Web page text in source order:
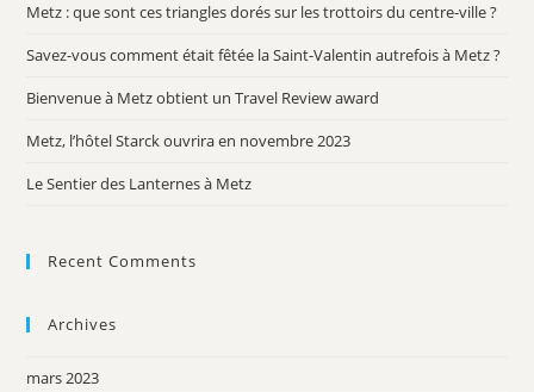
Metz : que sont ces triangles dorés sur les trottoirs du centre-ville ?
Savez-vous comment était fêtée la Saint-Valentin autrefois à Metz ?
Bienvenue à Metz obtient un Travel Review award
Metz, l’hôtel Starck ouvrira en novembre 2023
Le Sentier des Lanternes à Metz
Recent Comments
Archives
mars 2023